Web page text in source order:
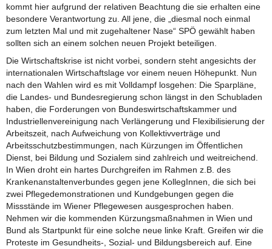
kommt hier aufgrund der relativen Beachtung die sie erhalten eine
besondere Verantwortung zu. All jene, die „diesmal noch einmal
zum letzten Mal und mit zugehaltener Nase“ SPÖ gewählt haben
sollten sich an einem solchen neuen Projekt beteiligen.
Die Wirtschaftskrise ist nicht vorbei, sondern steht angesichts der
internationalen Wirtschaftslage vor einem neuen Höhepunkt. Nun
nach den Wahlen wird es mit Volldampf losgehen: Die Sparpläne,
die Landes- und Bundesregierung schon längst in den Schubladen
haben, die Forderungen von Bundeswirtschaftskammer und
Industriellenvereinigung nach Verlängerung und Flexibilisierung der
Arbeitszeit, nach Aufweichung von Kollektivverträge und
Arbeitsschutzbestimmungen, nach Kürzungen im Öffentlichen
Dienst, bei Bildung und Sozialem sind zahlreich und weitreichend.
In Wien droht ein hartes Durchgreifen im Rahmen z.B. des
Krankenanstaltenverbundes gegen jene KollegInnen, die sich bei
zwei Pflegedemonstrationen und Kundgebungen gegen die
Missstände im Wiener Pflegewesen ausgesprochen haben.
Nehmen wir die kommenden Kürzungsmaßnahmen in Wien und
Bund als Startpunkt für eine solche neue linke Kraft. Greifen wir die
Proteste im Gesundheits-, Sozial- und Bildungsbereich auf. Eine